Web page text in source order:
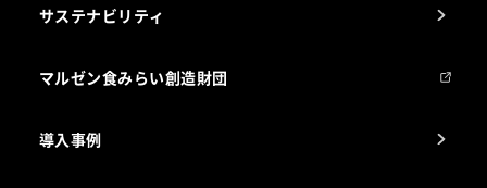
会社組織
製品の開発
サステナビリティ
マルゼン食みらい創造財団
導入事例